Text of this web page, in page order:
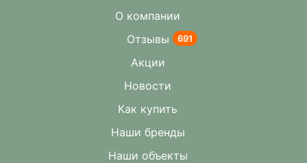
О компании
Отзывы
691
Акции
Новости
Как купить
Наши бренды
Наши объекты